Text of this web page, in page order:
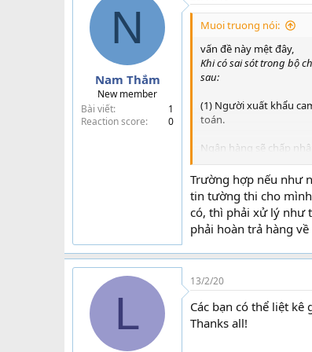
N
Nam Thắm
New member
Bài viết
1
Reaction score
0
Muoi truong nói:
vấn đề này mệt đây,
Khi có sai sót trong bộ
sau:
(1) Người xuất khẩu
toán.
Ngân hàng sẽ chấp
biến khi có sự tín
Khi đó:
Người xuất khẩu
ngân hàng mở
(2) Người xuất khẩu
Theo tập quán,
Trường hợp nếu như
tin tường thi cho
có, thì phải xử lý như
phải hoàn trả hàng về
L
13/2/20
Các bạn có thể liệt
Thanks all!